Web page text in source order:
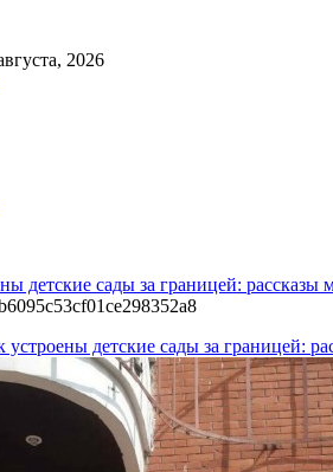
2026
детские сады за границей: рассказы
устроены детские сады за границей: